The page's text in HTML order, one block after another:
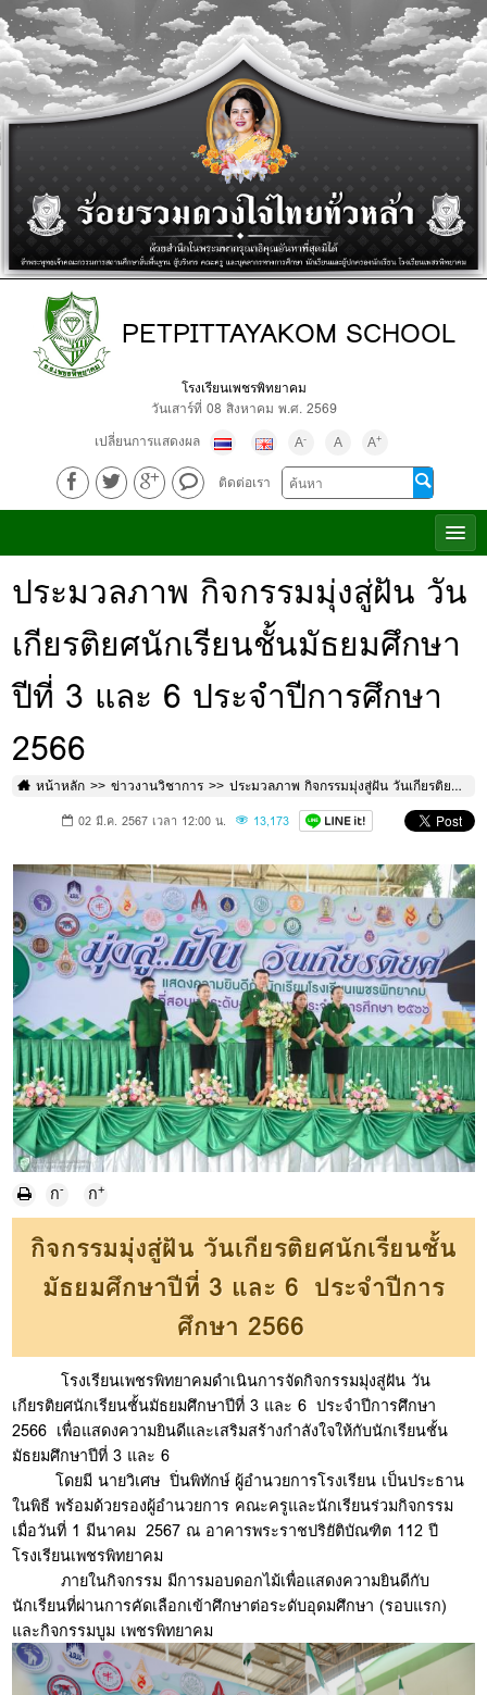
PETPITTAYAKOM SCHOOL
โรงเรียนเพชรพิทยาคม
วันเสาร์ที่ 08 สิงหาคม พ.ศ. 2569
เปลี่ยนการแสดงผล
A- A A+
ติดต่อเรา
ประมวลภาพ กิจกรรมมุ่งสู่ฝัน วัน
เกียรติยศนักเรียนชั้นมัธยมศึกษา
ปีที่ 3 และ 6 ประจำปีการศึกษา
2566
หน้าหลัก ข่าวงานวิชาการ ประมวลภาพ กิจกรรมมุ่งสู่ฝัน วันเกียรติยศนักเรียนชั้นมัธยมศึกษาปีที่ 3 และ 6 ประจำปีการศึกษา 2566
02 มี.ค. 2567 เวลา 12:00 น. 13,173
ก- ก+
กิจกรรมมุ่งสู่ฝัน วันเกียรติยศนักเรียนชั้น
มัธยมศึกษาปีที่ 3 และ 6 ประจำปีการ
ศึกษา 2566
โรงเรียนเพชรพิทยาคมดำเนินการจัดกิจกรรมมุ่งสู่ฝัน วัน
เกียรติยศนักเรียนชั้นมัธยมศึกษาปีที่ 3 และ 6 ประจำปีการศึกษา
2566 เพื่อแสดงความยินดีและเสริมสร้างกำลังใจให้กับนักเรียนชั้น
มัธยมศึกษาปีที่ 3 และ 6
โดยมี นายวิเศษ ปิ่นพิทักษ์ ผู้อำนวยการโรงเรียน เป็นประธาน
ในพิธี พร้อมด้วยรองผู้อำนวยการ คณะครูและนักเรียนร่วมกิจกรรม
เมื่อวันที่ 1 มีนาคม 2567 ณ อาคารพระราชปริยัติบัณฑิต 112 ปี
โรงเรียนเพชรพิทยาคม
ภายในกิจกรรม มีการมอบดอกไม้เพื่อแสดงความยินดีกับ
นักเรียนที่ผ่านการคัดเลือกเข้าศึกษาต่อระดับอุดมศึกษา (รอบแรก)
และกิจกรรมบูม เพชรพิทยาคม